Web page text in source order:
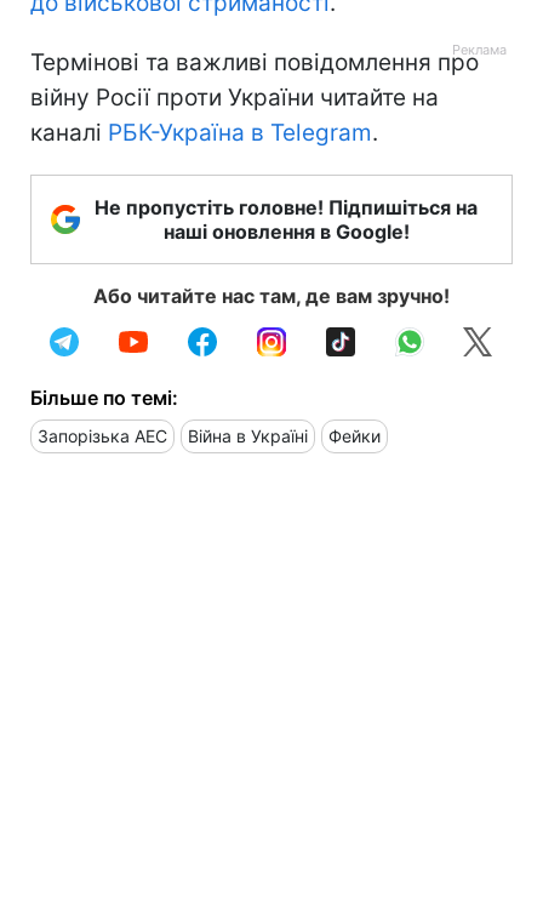
Термінові та важливі повідомлення про
війну Росії проти України читайте на
каналі РБК-Україна в Telegram.
Не пропустіть головне! Підпишіться на
наші оновлення в Google!
Або читайте нас там, де вам зручно!
Більше по темі:
Запорізька АЕС Війна в Україні Фейки